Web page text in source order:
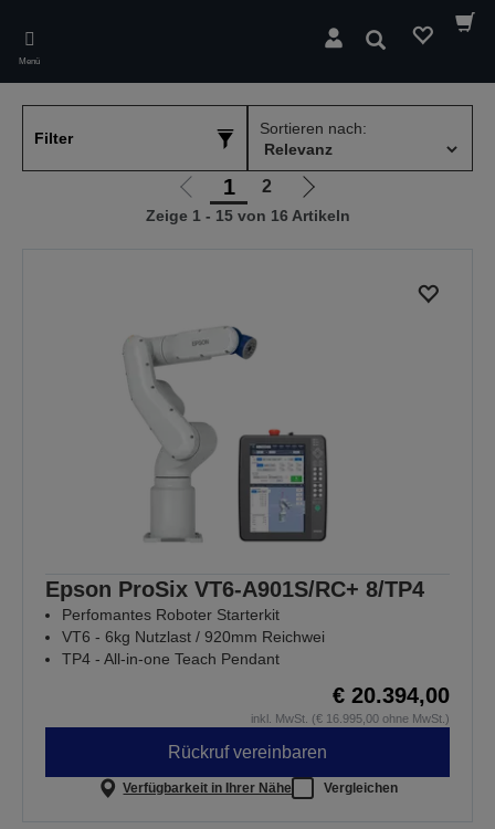
main
content
Menü
Suchen
Filter
Sortieren nach:
Zur
vorherigen
1 2
Zur
nächsten
Zeige 1 - 15 von 16 Artikeln
Epson ProSix VT6-A901S/RC+ 8/TP4
Perfomantes Roboter Starterkit
VT6 - 6kg Nutzlast / 920mm Reichwei
TP4 - All-in-one Teach Pendant
€ 20.394,00
inkl. MwSt. (€ 16.995,00 ohne MwSt.)
Rückruf vereinbaren
Verfügbarkeit in Ihrer Nähe Vergleichen